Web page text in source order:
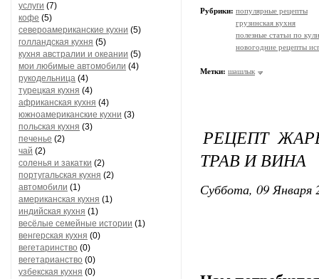
услуги (7)
кофе (5)
североамериканские кухни (5)
голландская кухня (5)
кухня австралии и океании (5)
мои любимые автомобили (4)
рукодельница (4)
турецкая кухня (4)
африканская кухня (4)
южноамериканские кухни (3)
польская кухня (3)
печенье (2)
чай (2)
соленья и закатки (2)
португальская кухня (2)
автомобили (1)
американская кухня (1)
индийская кухня (1)
весёлые семейные истории (1)
венгерская кухня (0)
вегетаринство (0)
вегетарианство (0)
узбекская кухня (0)
Рубрики: популярные рецепты
грузинская кухня
полезные статьи по
новогодние рецепты
Метки: шашлык
РЕЦЕПТ
ТРАВ И ВИНА
Суббота, 09 Января